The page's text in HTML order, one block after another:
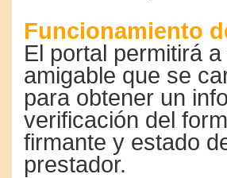
Funcionamiento
El portal permitirá
amigable que se
para obtener un
verificación del
firmante y estado
prestador.